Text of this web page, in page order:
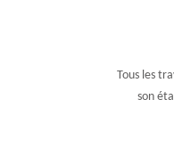
Tous les
son